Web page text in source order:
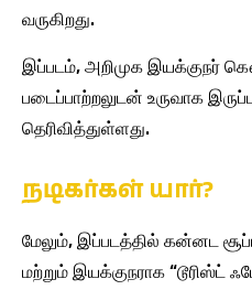
வருகிறது.
இப்படம், அறிமுக இயக்குநர்
படைப்பாற்றலுடன் உருவாக
தெரிவித்துள்ளது.
நடிகர்கள் யார்?
மேலும், இப்படத்தில் கன்னட
மற்றும் இயக்குநராக “டூரிஸ்ட்